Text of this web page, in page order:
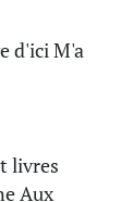
d'ici M'a
livres
Aux